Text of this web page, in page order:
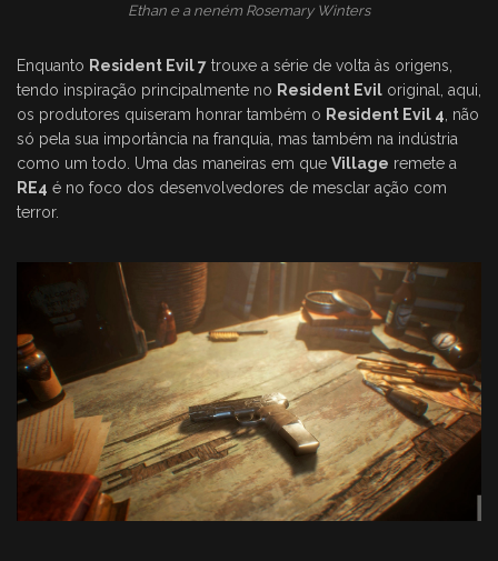
Ethan e a neném Rosemary Winters
Enquanto Resident Evil 7 trouxe a série de volta às origens,
tendo inspiração principalmente no Resident Evil original, aqui,
os produtores quiseram honrar também o Resident Evil 4 , não
só pela sua importância na franquia, mas também na indústria
como um todo. Uma das maneiras em que Village remete a
RE4 é no foco dos desenvolvedores de mesclar ação com
terror.